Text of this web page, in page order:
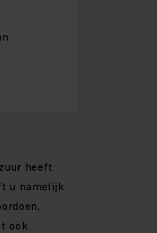
heeft
u namelijk
ook